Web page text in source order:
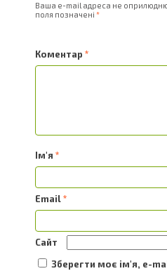
Ваша e-mail адреса не
поля позначені *
Коментар *
Ім'я *
Email*
Сайт
Зберегти моє ім'я, e-